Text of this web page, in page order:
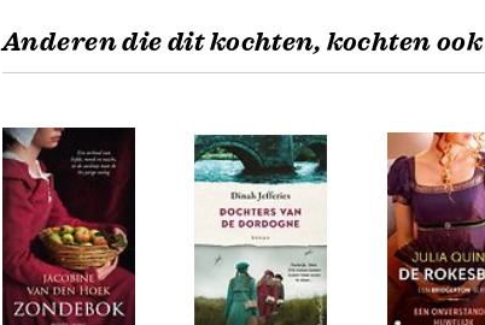
Anderen die dit kochten, kochten ook